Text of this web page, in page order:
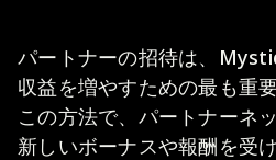
パートナーの招待は、
収益を増やすための最も重
この方法で、パートナーネ
新しいボーナスや報酬を受